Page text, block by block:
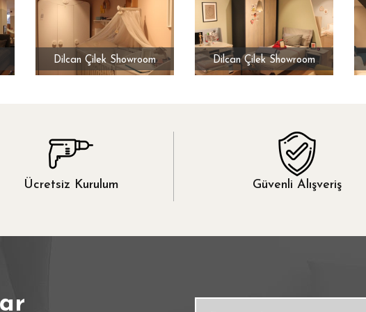
Dilcan Çilek Showroom Dilcan Çilek Showroom
Ücretsiz Kurulum Güvenli Alışveriş